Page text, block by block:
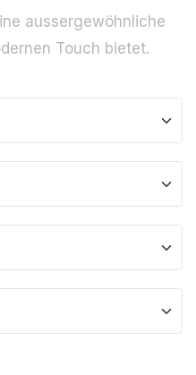
aussergewöhnliche
Touch bietet.